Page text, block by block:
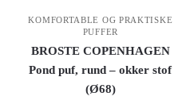
KOMFORTABLE OG PRAKTISKE
PUFFER
BROSTE COPENHAGEN
Pond puf, rund – okker stof
(Ø68)